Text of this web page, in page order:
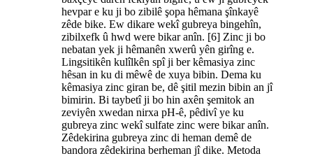
hevpar e ku ji bo zibilê şopa hêmana şînkayê
zêde bike. Ew dikare wekî gubreya bingehîn,
zibilxefk û hwd were bikar anîn. [6] Zinc ji bo
nebatan yek ji hêmanên xwerû yên girîng e.
Lingsitikên kulîlkên spî ji ber kêmasiya zinc
hêsan in ku di mêwê de xuya bibin. Dema ku
kêmasiya zinc giran be, dê şitil mezin bibin an jî
bimirin. Bi taybetî ji bo hin axên şemitok an
zeviyên xwedan nirxa pH-ê, pêdivî ye ku
gubreya zinc wekî sulfate zinc were bikar anîn.
Zêdekirina gubreya zinc di heman demê de
bandora zêdekirina berheman jî dike. Metoda